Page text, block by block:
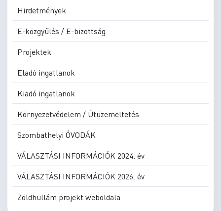
Hirdetmények
E-közgyűlés / E-bizottság
Projektek
Eladó ingatlanok
Kiadó ingatlanok
Környezetvédelem / Útüzemeltetés
Szombathelyi ÓVODÁK
VÁLASZTÁSI INFORMÁCIÓK 2024. év
VÁLASZTÁSI INFORMÁCIÓK 2026. év
Zöldhullám projekt weboldala